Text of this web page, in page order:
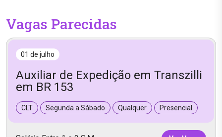
Vagas Parecidas
01 de julho
Auxiliar de Expedição em Transzilli
em BR 153
CLT Segunda a Sábado Qualquer Presencial